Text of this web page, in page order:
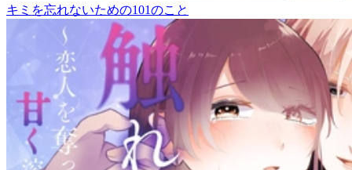
キミを忘れないための101のこと